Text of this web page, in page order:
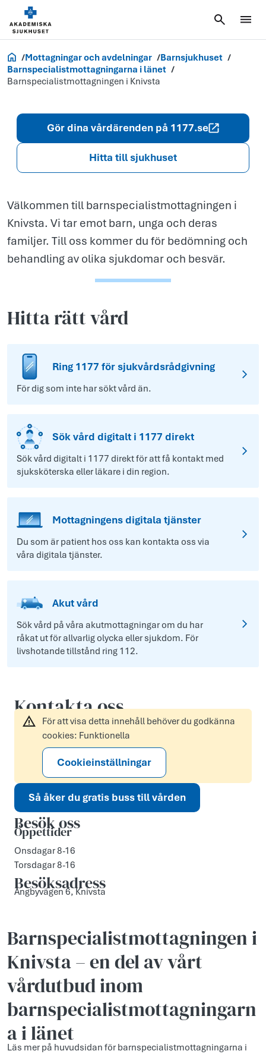
Akademiska.se
Mottagningar och avdelningar
Barnsjukhuset
Barnspecialistmottagningarna i länet
Barnspecialistmottagningen i Knivsta
i Knivsta
Gör dina vårdärenden på 1177.se
Hitta till sjukhuset
Välkommen till barnspecialistmottagningen i
Knivsta. Vi tar emot barn, unga och deras
familjer. Till oss kommer du för bedömning och
behandling av olika sjukdomar och besvär.
Hitta rätt vård
Ring 1177 för sjukvårdsrådgivning
För dig som inte har sökt vård än.
Sök vård digitalt i 1177 direkt
Sök vård digitalt i 1177 direkt för att få kontakt med
sjuksköterska eller läkare i din region.
Mottagningens digitala tjänster
Du som är patient hos oss kan kontakta oss via
våra digitala tjänster.
Akut vård
Sök vård på våra akutmottagningar om du har
råkat ut för allvarlig olycka eller sjukdom. För
livshotande tillstånd ring 112.
Kontakta oss
För att visa detta innehåll behöver du godkänna
cookies: Funktionella
Cookieinställningar
Så åker du gratis buss till vården
Besök oss
Öppettider
Onsdagar 8-16
Torsdagar 8-16
Besöksadress
Ängbyvägen 6, Knivsta
Barnspecialistmottagningen i
Knivsta – en del av vårt
vårdutbud inom
barnspecialistmottagningarn
a i länet
Läs mer på huvudsidan för barnspecialistmottagningarna i